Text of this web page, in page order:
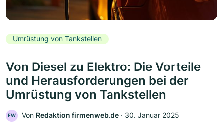
Umrüstung von Tankstellen
Von Diesel zu Elektro: Die Vorteile
und Herausforderungen bei der
Umrüstung von Tankstellen
FW Von Redaktion firmenweb.de ‧ 30. Januar 2025